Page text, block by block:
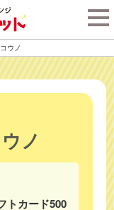
ウノ
ノ
トカード500